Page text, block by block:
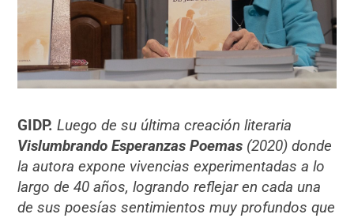
GIDP. Luego de su última creación literaria
Vislumbrando Esperanzas Poemas (2020) donde
la autora expone vivencias experimentadas a lo
largo de 40 años, logrando reflejar en cada una
de sus poesías sentimientos muy profundos que